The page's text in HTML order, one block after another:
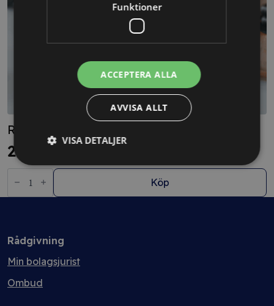
Rådgivning – Min bolagsjurist PLUS
22680kr
Rådgivning
Köp
Rådgivning
Min bolagsjurist
Ombud
Funktioner
ACCEPTERA ALLA
AVVISA ALLT
VISA DETALJER